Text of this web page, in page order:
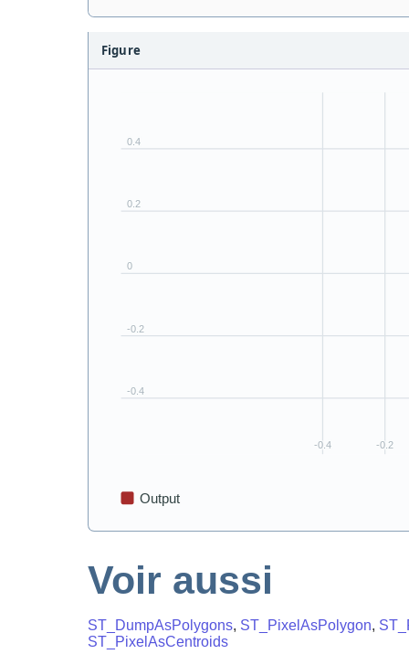
Figure
Voir aussi
ST_DumpAsPolygons, ST_PixelAsPolygon,
ST_PixelAsCentroids